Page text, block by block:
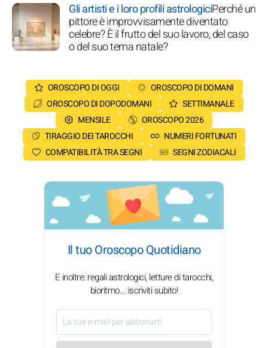
Gli artisti e i loro profili astrologiciPerché un
pittore è improvvisamente diventato
celebre? È il frutto del suo lavoro, del caso
o del suo tema natale?
OROSCOPO DI OGGI
OROSCOPO DI DOMANI
OROSCOPO DI DOPODOMANI
SETTIMANALE
MENSILE
OROSCOPO 2026
TIRAGGIO DEI TAROCCHI
NUMERI FORTUNATI
COMPATIBILITÀ TRA SEGNI
SEGNI ZODIACALI
Il tuo Oroscopo Quotidiano
E inoltre: regali astrologici, letture di tarocchi,
bioritmo... iscriviti subito!